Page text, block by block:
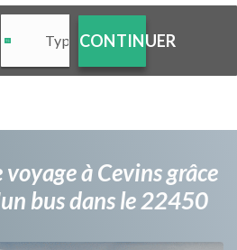
CONTINUER
à Cevins grâce
bus dans le 22450